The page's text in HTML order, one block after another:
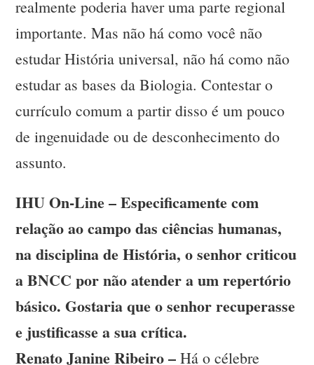
realmente poderia haver uma parte regional
importante. Mas não há como você não
estudar História universal, não há como não
estudar as bases da Biologia. Contestar o
currículo comum a partir disso é um pouco
de ingenuidade ou de desconhecimento do
assunto.
IHU On-Line – Especificamente com
relação ao campo das ciências humanas,
na disciplina de História, o senhor criticou
a BNCC por não atender a um repertório
básico. Gostaria que o senhor recuperasse
e justificasse a sua crítica.
Renato Janine Ribeiro – Há o célebre